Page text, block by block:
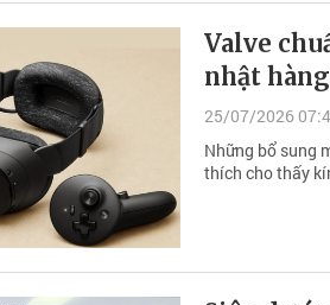
Valve
nhật
25/07/2026
Những bổ sung
thích cho thấy